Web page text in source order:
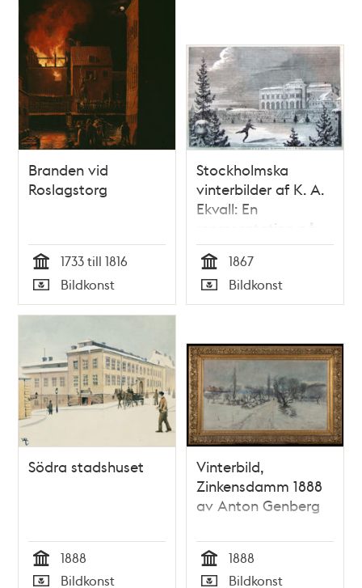
Branden vid
Roslagstorg
Tid
1733 till 1816
Typ
Bildkonst
Stockholmska
vinterbilder af K. A.
Ekvall: En
representation på
isen af M:r Jackson
Haines. Teckning i
Ny Illustrerad
Tidning, nr 4 den 26
Tid
1867
Typ
Bildkonst
Södra stadshuset
Tid
1888
Bildkonst
Vinterbild,
Zinkensdamm 1888
av Anton Genberg
Tid
1888
Bildkonst